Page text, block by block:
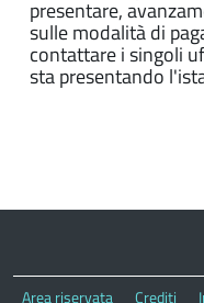
presentare,
sulle modalità di
contattare i singoli
sta presentando
Area riservata Crediti